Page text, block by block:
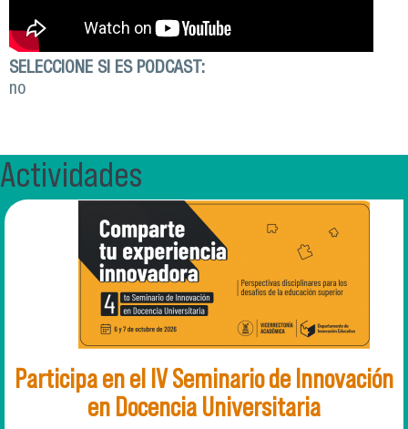
SELECCIONE SI ES PODCAST:
no
Actividades
Participa en el IV Seminario de Innovación
en Docencia Universitaria